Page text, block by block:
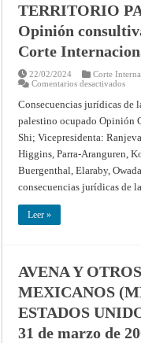
TERRITORIO
Opinión
Corte
22/02/2024
Corte
Comentarios desactivadosen
DE
LA
DE
UN
EN
EL
julio
–
de
Consecuencias jurídicas de
palestino ocupado Opinión
Shi; Vicepresidenta:
Higgins, Parra-Aranguren,
Buergenthal, Elaraby,
consecuencias jurídicas de
Leer »
AVENA Y
MEXICANOS
ESTADOS
31 de marzo de